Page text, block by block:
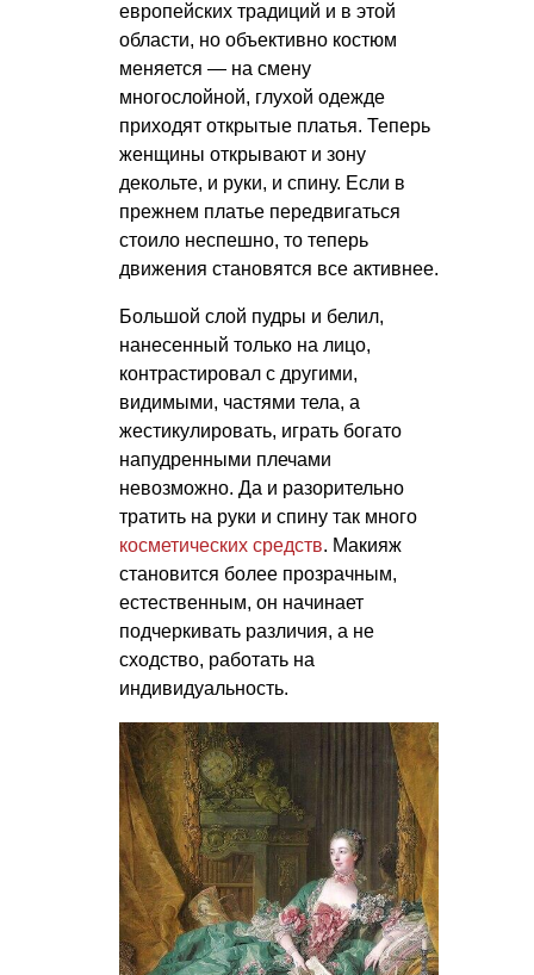
европейских традиций и в этой
области, но объективно костюм
меняется — на смену
многослойной, глухой одежде
приходят открытые платья. Теперь
женщины открывают и зону
декольте, и руки, и спину. Если в
прежнем платье передвигаться
стоило неспешно, то теперь
движения становятся все активнее.
Большой слой пудры и белил,
нанесенный только на лицо,
контрастировал с другими,
видимыми, частями тела, а
жестикулировать, играть богато
напудренными плечами
невозможно. Да и разорительно
тратить на руки и спину так много
косметических средств. Макияж
становится более прозрачным,
естественным, он начинает
подчеркивать различия, а не
сходство, работать на
индивидуальность.